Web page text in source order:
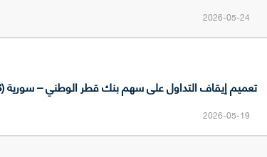
2026-05-24
تعميم إيقاف التداول على سهم بنك قطر الوطني – سورية (QNBS)
2026-05-19